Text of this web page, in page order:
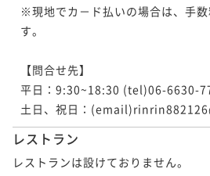
※現地でカ－ド払いの場合は、手
す。
【問合せ先】
平日：9:30~18:30 (tel)06-6630-
土日、祝日：
レストラン
レストランは設けておりません。